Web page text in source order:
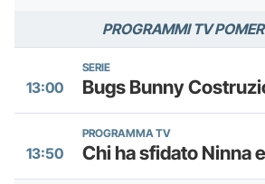
PROGRAMMI TV
SERIE
13:00 Bugs Bunny
PROGRAMMA TV
13:50 Chi ha sfidato Ninna